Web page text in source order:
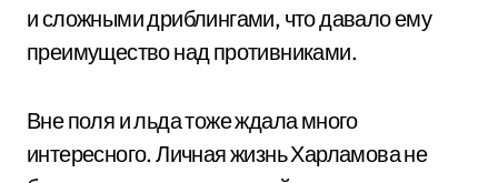
и сложными дриблингами, что давало ему
преимущество над противниками.
Вне поля и льда тоже ждала много
интересного. Личная жизнь Харламова не